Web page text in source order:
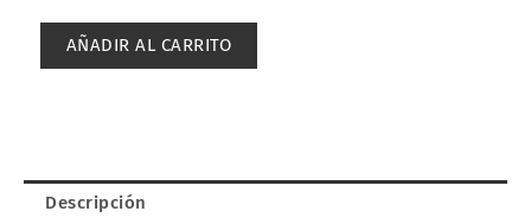
VIENTO
cantidad
AÑADIR AL CARRITO
Descripción